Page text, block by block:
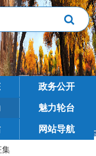
政务公开
魅力轮台
网站导航
集